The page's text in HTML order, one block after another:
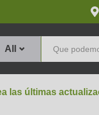
All
las últimas